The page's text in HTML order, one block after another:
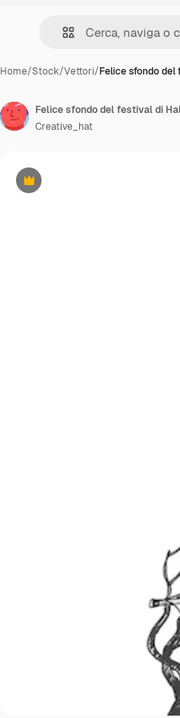
Home/Stock/Vettori/Felice sfondo del
Premium
Felice sfondo del festival di
Creative_hat